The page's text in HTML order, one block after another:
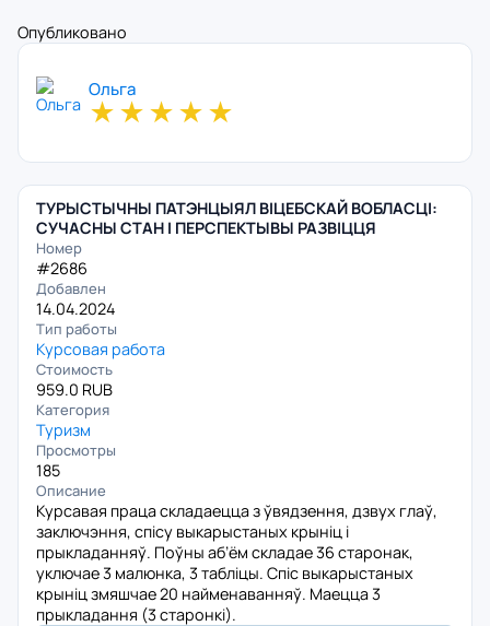
Опубликовано
Ольга
★★★★★
ТУРЫСТЫЧНЫ ПАТЭНЦЫЯЛ ВІЦЕБСКАЙ ВОБЛАСЦІ:
СУЧАСНЫ СТАН І ПЕРСПЕКТЫВЫ РАЗВІЦЦЯ
Номер
#2686
Добавлен
14.04.2024
Тип работы
Курсовая работа
Стоимость
959.0 RUB
Категория
Туризм
Просмотры
185
Описание
Курсавая праца складаецца з ўвядзення, дзвух глаў,
заключэння, спісу выкарыстаных крыніц і
прыкладанняў. Поўны аб’ём складае 36 старонак,
уключае 3 малюнка, 3 табліцы. Спіс выкарыстаных
крыніц змяшчае 20 найменаванняў. Маецца 3
прыкладання (3 старонкі).